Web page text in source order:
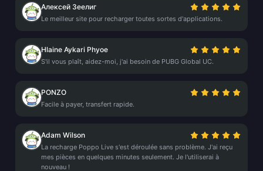
Алексей Зеелиг
Le meilleur site pour recharger toutes sortes d'applications.
Hlaine Aykari Phyoe
S'il vous plaît, aidez-moi, j'ai besoin de PUBG Global UC.
PONZO
Facile à payer, transfert rapide.
Adam Wilson
La recharge Poppo Live s'est déroulée sans problème. J'ai reçu
mes pièces en quelques minutes seulement. Je l'utiliserai à
nouveau !